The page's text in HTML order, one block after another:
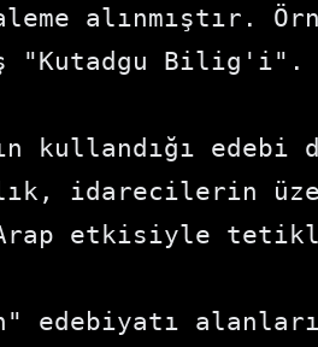
alınmıştır.
"Kutadgu Bilig'i".
kullandığı
idarecilerin
Arap etkisiyle
edebiyatı